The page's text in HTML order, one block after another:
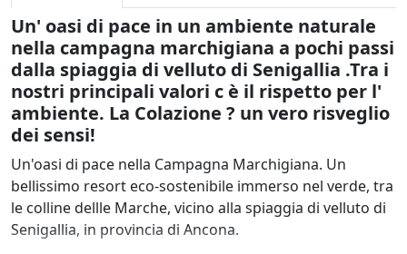
Un' oasi di pace in un ambiente naturale
nella campagna marchigiana a pochi passi
dalla spiaggia di velluto di Senigallia .Tra i
nostri principali valori c è il rispetto per l'
ambiente. La Colazione ? un vero risveglio
dei sensi!
Un'oasi di pace nella Campagna Marchigiana. Un
bellissimo resort eco-sostenibile immerso nel verde, tra
le colline dellle Marche, vicino alla spiaggia di velluto di
Senigallia, in provincia di Ancona.